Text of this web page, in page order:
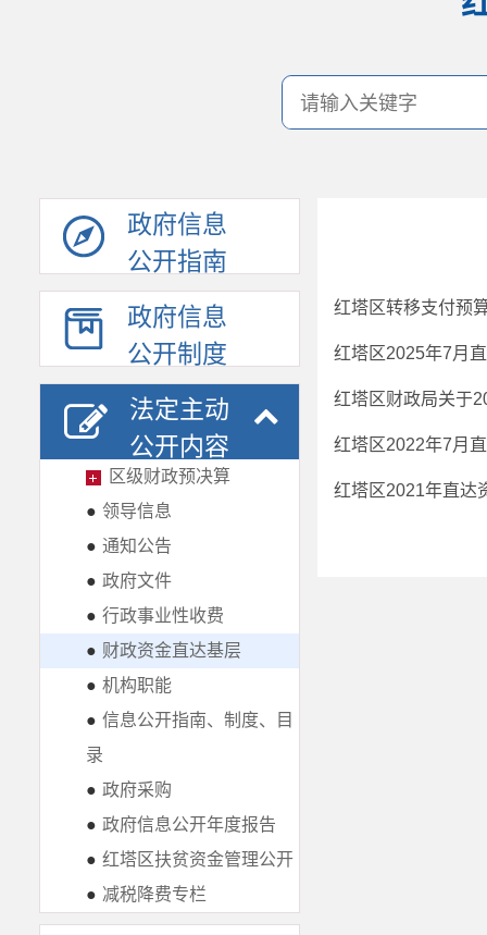
政府信息
公开指南
政府信息
公开制度
法定主动
公开内容
区级财政预决算
● 领导信息
● 通知公告
● 政府文件
● 行政事业性收费
● 财政资金直达基层
● 机构职能
● 信息公开指南、制度、目
录
● 政府采购
● 政府信息公开年度报告
● 红塔区扶贫资金管理公开
● 减税降费专栏
红塔区转移支付预
红塔区2025年7月
红塔区财政局关于
红塔区2022年7月
红塔区2021年直达